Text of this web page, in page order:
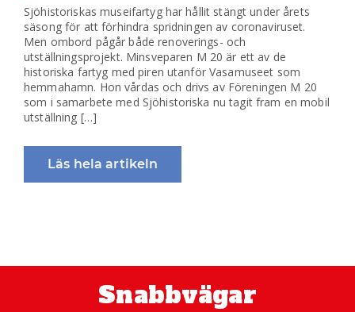
Sjöhistoriskas museifartyg har hållit stängt under årets
säsong för att förhindra spridningen av coronaviruset.
Men ombord pågår både renoverings- och
utställningsprojekt. Minsveparen M 20 är ett av de
historiska fartyg med piren utanför Vasamuseet som
hemmahamn. Hon vårdas och drivs av Föreningen M 20
som i samarbete med Sjöhistoriska nu tagit fram en mobil
utställning […]
Läs hela artikeln
Snabbvägar